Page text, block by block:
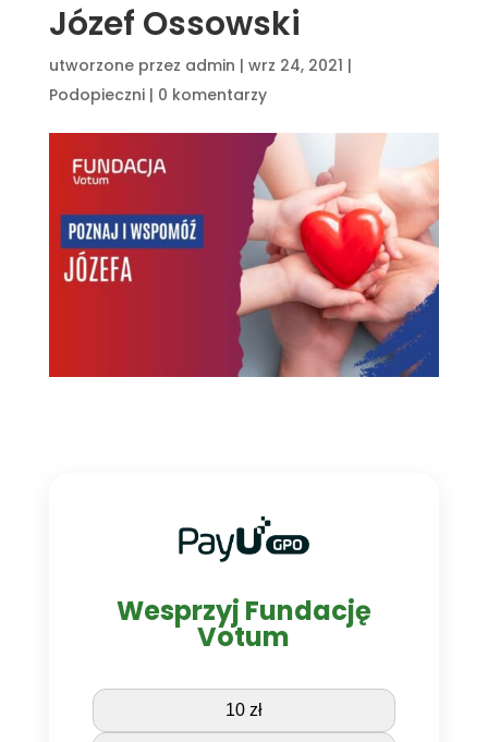
Józef Ossowski
utworzone przez admin | wrz 24, 2021 |
Podopieczni| 0 komentarzy
Wesprzyj Fundację
Votum
10 zł